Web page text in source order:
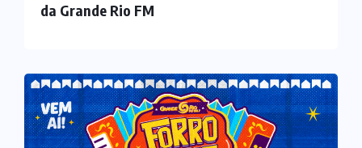
da Grande Rio FM